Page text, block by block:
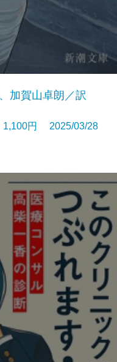
加賀山卓朗／訳
円 2025/03/28